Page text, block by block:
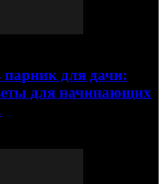
для дачи:
для начинающих